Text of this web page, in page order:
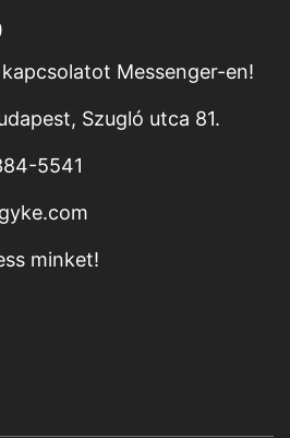
Messenger-en!
Szugló utca 81.
5541
minket!